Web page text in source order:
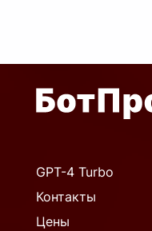
GPT-4 Turbo
Контакты
Цены